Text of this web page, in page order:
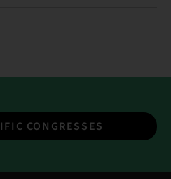
CONGRESSES